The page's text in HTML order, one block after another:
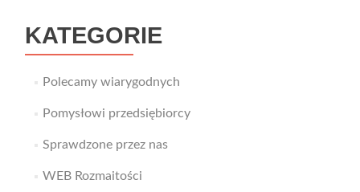
KATEGORIE
Polecamy wiarygodnych
Pomysłowi przedsiębiorcy
Sprawdzone przez nas
WEB Rozmaitości